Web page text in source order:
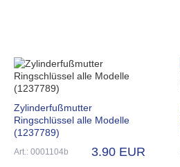
Zylinderfußmutter
Ringschlüssel alle Modelle
(1237789)
Art.: 0001104b 3.90 EUR